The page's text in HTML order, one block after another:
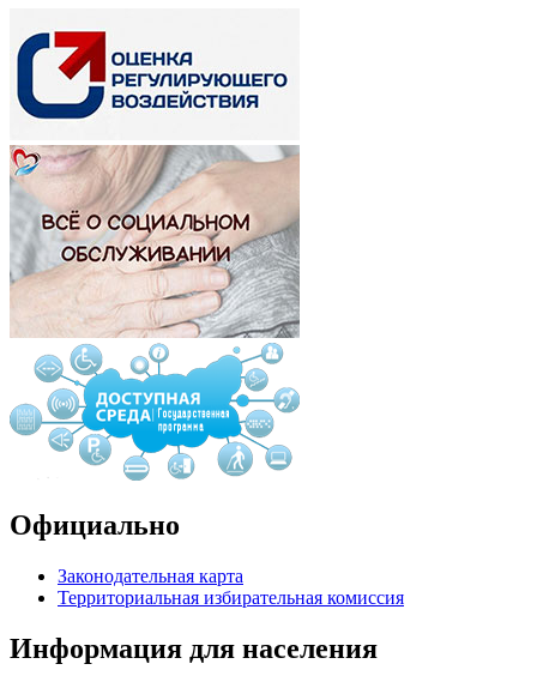
Официально
Законодательная карта
Территориальная избирательная комиссия
Информация для населения